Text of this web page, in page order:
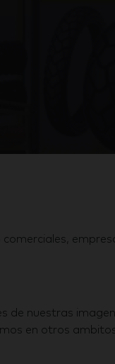
de nuestras
en otros